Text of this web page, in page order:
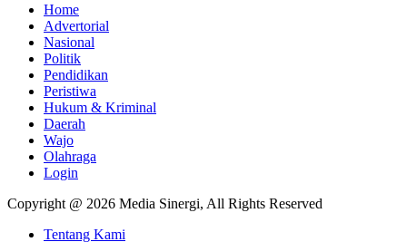
Home
Advertorial
Nasional
Politik
Pendidikan
Peristiwa
Hukum & Kriminal
Daerah
Wajo
Olahraga
Login
Copyright @ 2026 Media Sinergi, All Rights Reserved
Tentang Kami